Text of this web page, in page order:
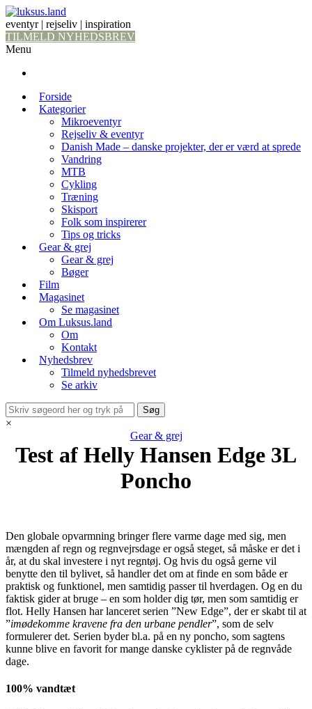
eventyr | rejseliv | inspiration
TILMELD NYHEDSBREV
Menu
Forside
Kategorier
Mikroeventyr
Rejseliv & eventyr
Danish Made – danske projekter, der er værd at sprede
Vandring
MTB
Cykling
Træning
Skisport
Folk som inspirerer
Tips og tricks
Gear & grej
Gear & grej
Bøger
Film
Magasinet
Se magasinet
Om Luksus.land
Om
Kontakt
Nyhedsbrev
Tilmeld nyhedsbrevet
Se arkiv
×
Gear & grej
Test af Helly Hansen Edge 3L
Poncho
Den globale opvarmning bringer flere varme dage med sig, men
mængden af regn og regnvejrsdage er også steget, så måske er det i
år, at du skal investere i nyt regntøj. Og hvis du også gerne vil
benytte den til bylivet, så handler det om at finde en som både er
praktisk og funktionel, men samtidig passer til hverdagen. Og en du
faktisk gider at bruge – en som holder dig tør, men som samtidig er
flot. Helly Hansen har lanceret serien ”New Edge”, der er skabt til at
”imødekomme kravene fra den urbane pendler”, som de selv
formulerer det. Serien byder bl.a. på en ny poncho, som sagtens
kunne blive en favorit for mange danske cyklister på de regnvåde
dage.
100% vandtæt